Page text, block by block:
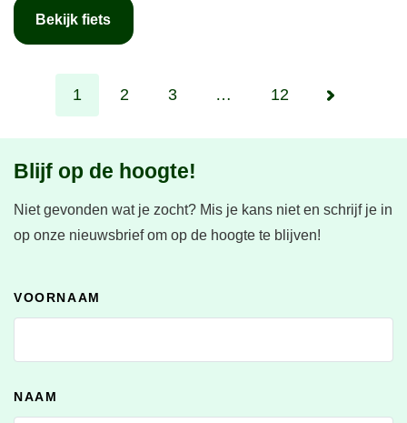
Bekijk fiets
1 2 3 … 12
Blijf op de hoogte!
Niet gevonden wat je zocht? Mis je kans niet en schrijf je in
op onze nieuwsbrief om op de hoogte te blijven!
VOORNAAM
NAAM